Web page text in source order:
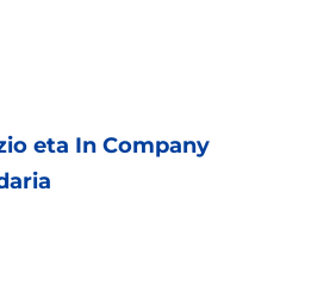
eta In Company